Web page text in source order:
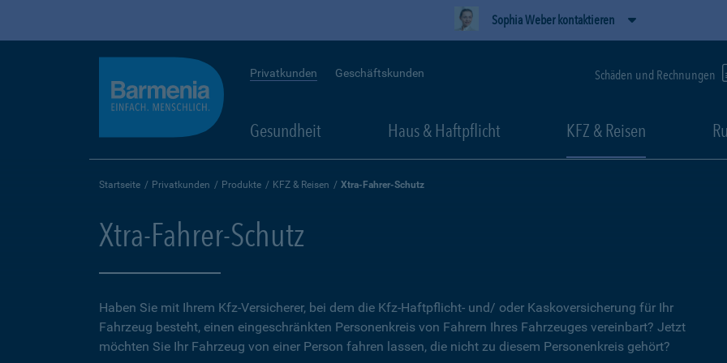
Sophia Weber kontaktieren
Privatkunden Geschäftskunden Schäden und Rechnungen
Gesundheit Haus & Haftpflicht KFZ & Reisen
Startseite Privatkunden Produkte KFZ & Reisen Xtra-Fahrer-Schutz
Xtra-Fahrer-Schutz
Haben Sie mit Ihrem Kfz-Versicherer, bei dem die Kfz-Haftpflicht- und/ oder Kaskoversicherung für Ihr
Fahrzeug besteht, einen eingeschränkten Personenkreis von Fahrern Ihres Fahrzeuges vereinbart? Jetzt
möchten Sie Ihr Fahrzeug von einer Person fahren lassen, die nicht zu diesem Personenkreis gehört?